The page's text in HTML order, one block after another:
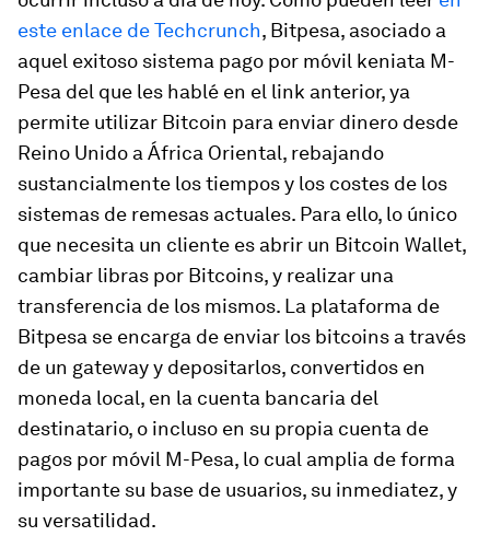
este enlace de Techcrunch, Bitpesa, asociado a
aquel exitoso sistema pago por móvil keniata M-
Pesa del que les hablé en el link anterior, ya
permite utilizar Bitcoin para enviar dinero desde
Reino Unido a África Oriental, rebajando
sustancialmente los tiempos y los costes de los
sistemas de remesas actuales. Para ello, lo único
que necesita un cliente es abrir un Bitcoin Wallet,
cambiar libras por Bitcoins, y realizar una
transferencia de los mismos. La plataforma de
Bitpesa se encarga de enviar los bitcoins a través
de un gateway y depositarlos, convertidos en
moneda local, en la cuenta bancaria del
destinatario, o incluso en su propia cuenta de
pagos por móvil M-Pesa, lo cual amplia de forma
importante su base de usuarios, su inmediatez, y
su versatilidad.